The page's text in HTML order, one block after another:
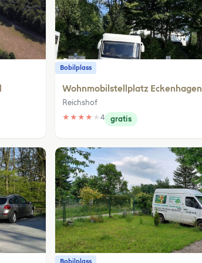
Bobilplass
Wohnmobilstellplatz Eckenhagen
Reichshof
★ ★ ★ ★ ★4 gratis